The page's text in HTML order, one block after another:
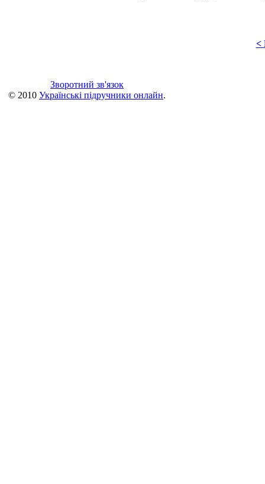
<
Зворотний зв'язок
© 2010 Українські підручники онлайн.